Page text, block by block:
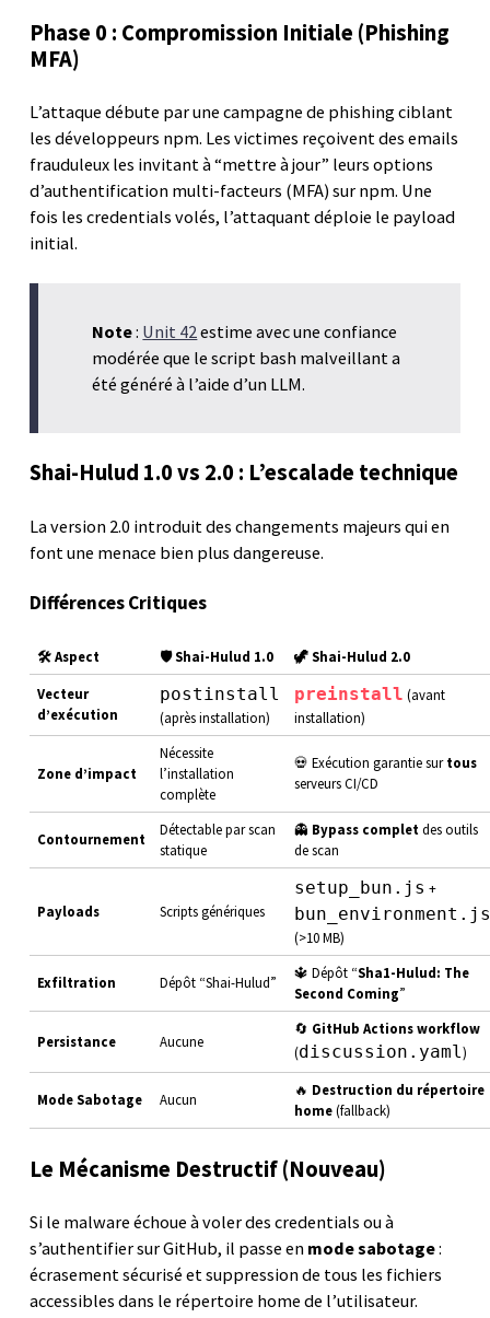
Phase 0 : Compromission Initiale (Phishing
MFA)
L’attaque débute par une campagne de phishing ciblant
les développeurs npm. Les victimes reçoivent des emails
frauduleux les invitant à “mettre à jour” leurs options
d’authentification multi-facteurs (MFA) sur npm. Une
fois les credentials volés, l’attaquant déploie le payload
initial.
Note: Unit 42estime avec une confiance
modérée que le script bash malveillant a
été généré à l’aide d’un LLM.
Shai-Hulud 1.0 vs 2.0 : L’escalade technique
La version 2.0 introduit des changements majeurs qui en
font une menace bien plus dangereuse.
Différences Critiques
🛠️ Aspect 🛡️ Shai-Hulud 1.0 🦖 Shai-Hulud 2.0
Vecteur
d’exécution
postinstall
(après installation)
preinstall (avant
installation)
Zone d’impact
Nécessite
l’installation
complète
💀 Exécution garantie surtous
serveurs CI/CD
Contournement
Détectable par scan
statique
👻 Bypass completdes outils
de scan
Payloads Scripts génériques
setup_bun.js +
bun_environment.js
(>10 MB)
Exfiltration Dépôt “Shai-Hulud”
🔱 Dépôt “Sha1-Hulud: The
Second Coming”
Persistance Aucune
🔄 GitHub Actions workflow
(discussion.yaml)
Mode Sabotage Aucun
🔥 Destruction du répertoire
home(fallback)
Le Mécanisme Destructif (Nouveau)
Si le malware échoue à voler des credentials ou à
s’authentifier sur GitHub, il passe en mode sabotage:
écrasement sécurisé et suppression de tous les fichiers
accessibles dans le répertoire home de l’utilisateur.